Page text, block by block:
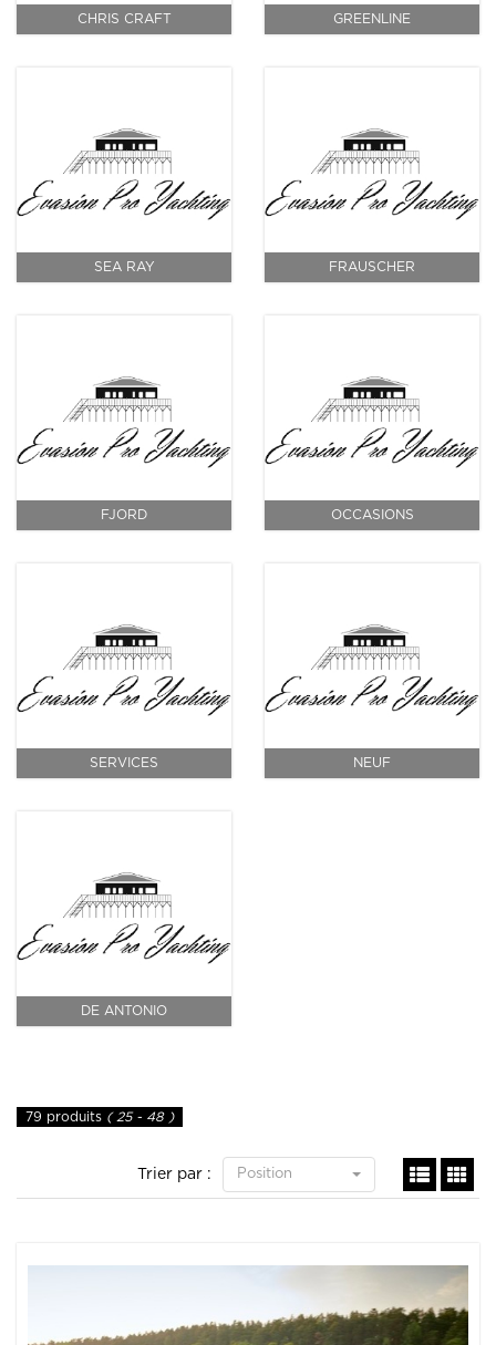
CHRIS CRAFT GREENLINE
SEA RAY FRAUSCHER
FJORD OCCASIONS
SERVICES NEUF
DE ANTONIO
79 produits ( 25 - 48 )
Trier par : Position